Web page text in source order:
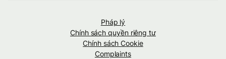
Pháp lý
Chính sách quyền riêng tư
Chính sách Cookie
Complaints